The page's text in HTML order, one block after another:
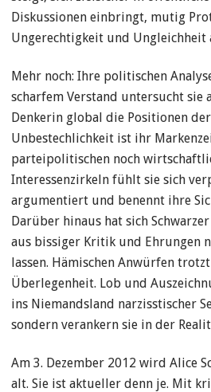
Diskussionen einbringt, mutig
Ungerechtigkeit und Ungleichheit
Mehr noch: Ihre politischen
scharfem Verstand untersucht sie
Denkerin global die Positionen der
Unbestechlichkeit ist ihr
parteipolitischen noch
Interessenzirkeln fühlt sie sich
argumentiert und benennt ihre
Darüber hinaus hat sich
aus bissiger Kritik und Ehrungen
lassen. Hämischen Anwürfen
Überlegenheit. Lob und
ins Niemandsland narzisstischer
sondern verankern sie in der
Am 3. Dezember 2012 wird Alice
alt. Sie ist aktueller denn je. Mit